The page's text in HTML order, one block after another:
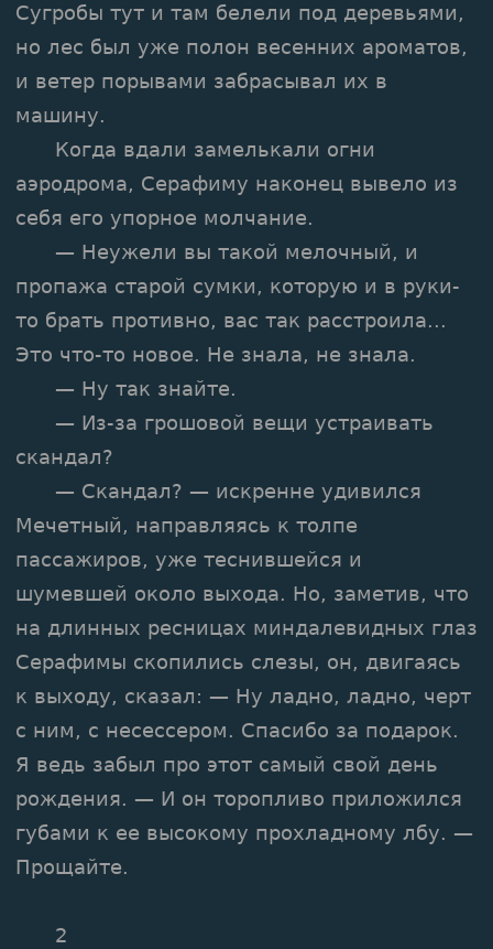
Сугробы тут и там белели под деревьями,
но лес был уже полон весенних ароматов,
и ветер порывами забрасывал их в
машину.
Когда вдали замелькали огни
аэродрома, Серафиму наконец вывело из
себя его упорное молчание.
— Неужели вы такой мелочный, и
пропажа старой сумки, которую и в руки-
то брать противно, вас так расстроила...
Это что-то новое. Не знала, не знала.
— Ну так знайте.
— Из-за грошовой вещи устраивать
скандал?
— Скандал? — искренне удивился
Мечетный, направляясь к толпе
пассажиров, уже теснившейся и
шумевшей около выхода. Но, заметив, что
на длинных ресницах миндалевидных глаз
Серафимы скопились слезы, он, двигаясь
к выходу, сказал: — Ну ладно, ладно, черт
с ним, с несессером. Спасибо за подарок.
Я ведь забыл про этот самый свой день
рождения. — И он торопливо приложился
губами к ее высокому прохладному лбу. —
Прощайте.
2